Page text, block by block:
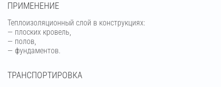
ПРИМЕНЕНИЕ
Теплоизоляционный слой в конструкциях:
— плоских кровель,
— полов,
— фундаментов.
ТРАНСПОРТИРОВКА